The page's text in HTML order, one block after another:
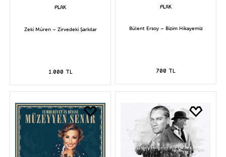
Zeki Müren – Zirvedeki Şarkılar
1.000 TL
Bülent Ersoy – Bizim Hikayemiz
700 TL